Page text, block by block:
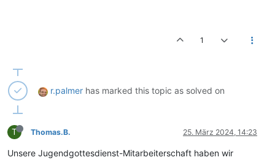
1
r.palmer has marked this topic as solved on
T Thomas.B. 25. März 2024, 14:23
Unsere Jugendgottesdienst-Mitarbeiterschaft haben wir